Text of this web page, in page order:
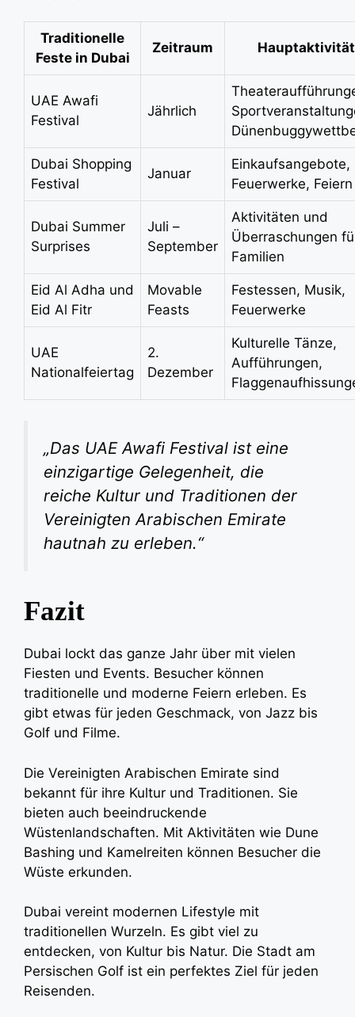
Traditionelle
Feste in Dubai
Zeitraum
UAE Awafi
Festival
Jährlich
Dubai Shopping
Festival
Januar
Einkaufsangebote,
Feuerwerke, Feiern
Dubai Summer
Surprises
Juli –
September
Aktivitäten und
Überraschungen
Familien
Eid Al Adha und
Eid Al Fitr
Movable
Feasts
Festessen, Musik,
Feuerwerke
UAE
Nationalfeiertag
2.
Dezember
Kulturelle Tänze,
Aufführungen,
„Das UAE Awafi Festival ist eine
einzigartige Gelegenheit, die
reiche Kultur und Traditionen der
Vereinigten Arabischen Emirate
hautnah zu erleben.“
Fazit
Dubai lockt das ganze Jahr über mit vielen
Fiesten und Events. Besucher können
traditionelle und moderne Feiern erleben. Es
gibt etwas für jeden Geschmack, von Jazz bis
Golf und Filme.
Die Vereinigten Arabischen Emirate sind
bekannt für ihre Kultur und Traditionen. Sie
bieten auch beeindruckende
Wüstenlandschaften. Mit Aktivitäten wie Dune
Bashing und Kamelreiten können Besucher die
Wüste erkunden.
Dubai vereint modernen Lifestyle mit
traditionellen Wurzeln. Es gibt viel zu
entdecken, von Kultur bis Natur. Die Stadt am
Persischen Golf ist ein perfektes Ziel für jeden
Reisenden.